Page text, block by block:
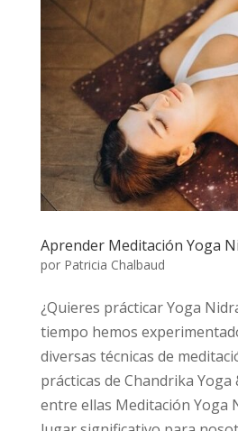
Aprender Meditación Yoga
por Patricia Chalbaud
¿Quieres prácticar Yoga
tiempo hemos
diversas técnicas de
prácticas de Chandrika Yoga
entre ellas Meditación Yoga